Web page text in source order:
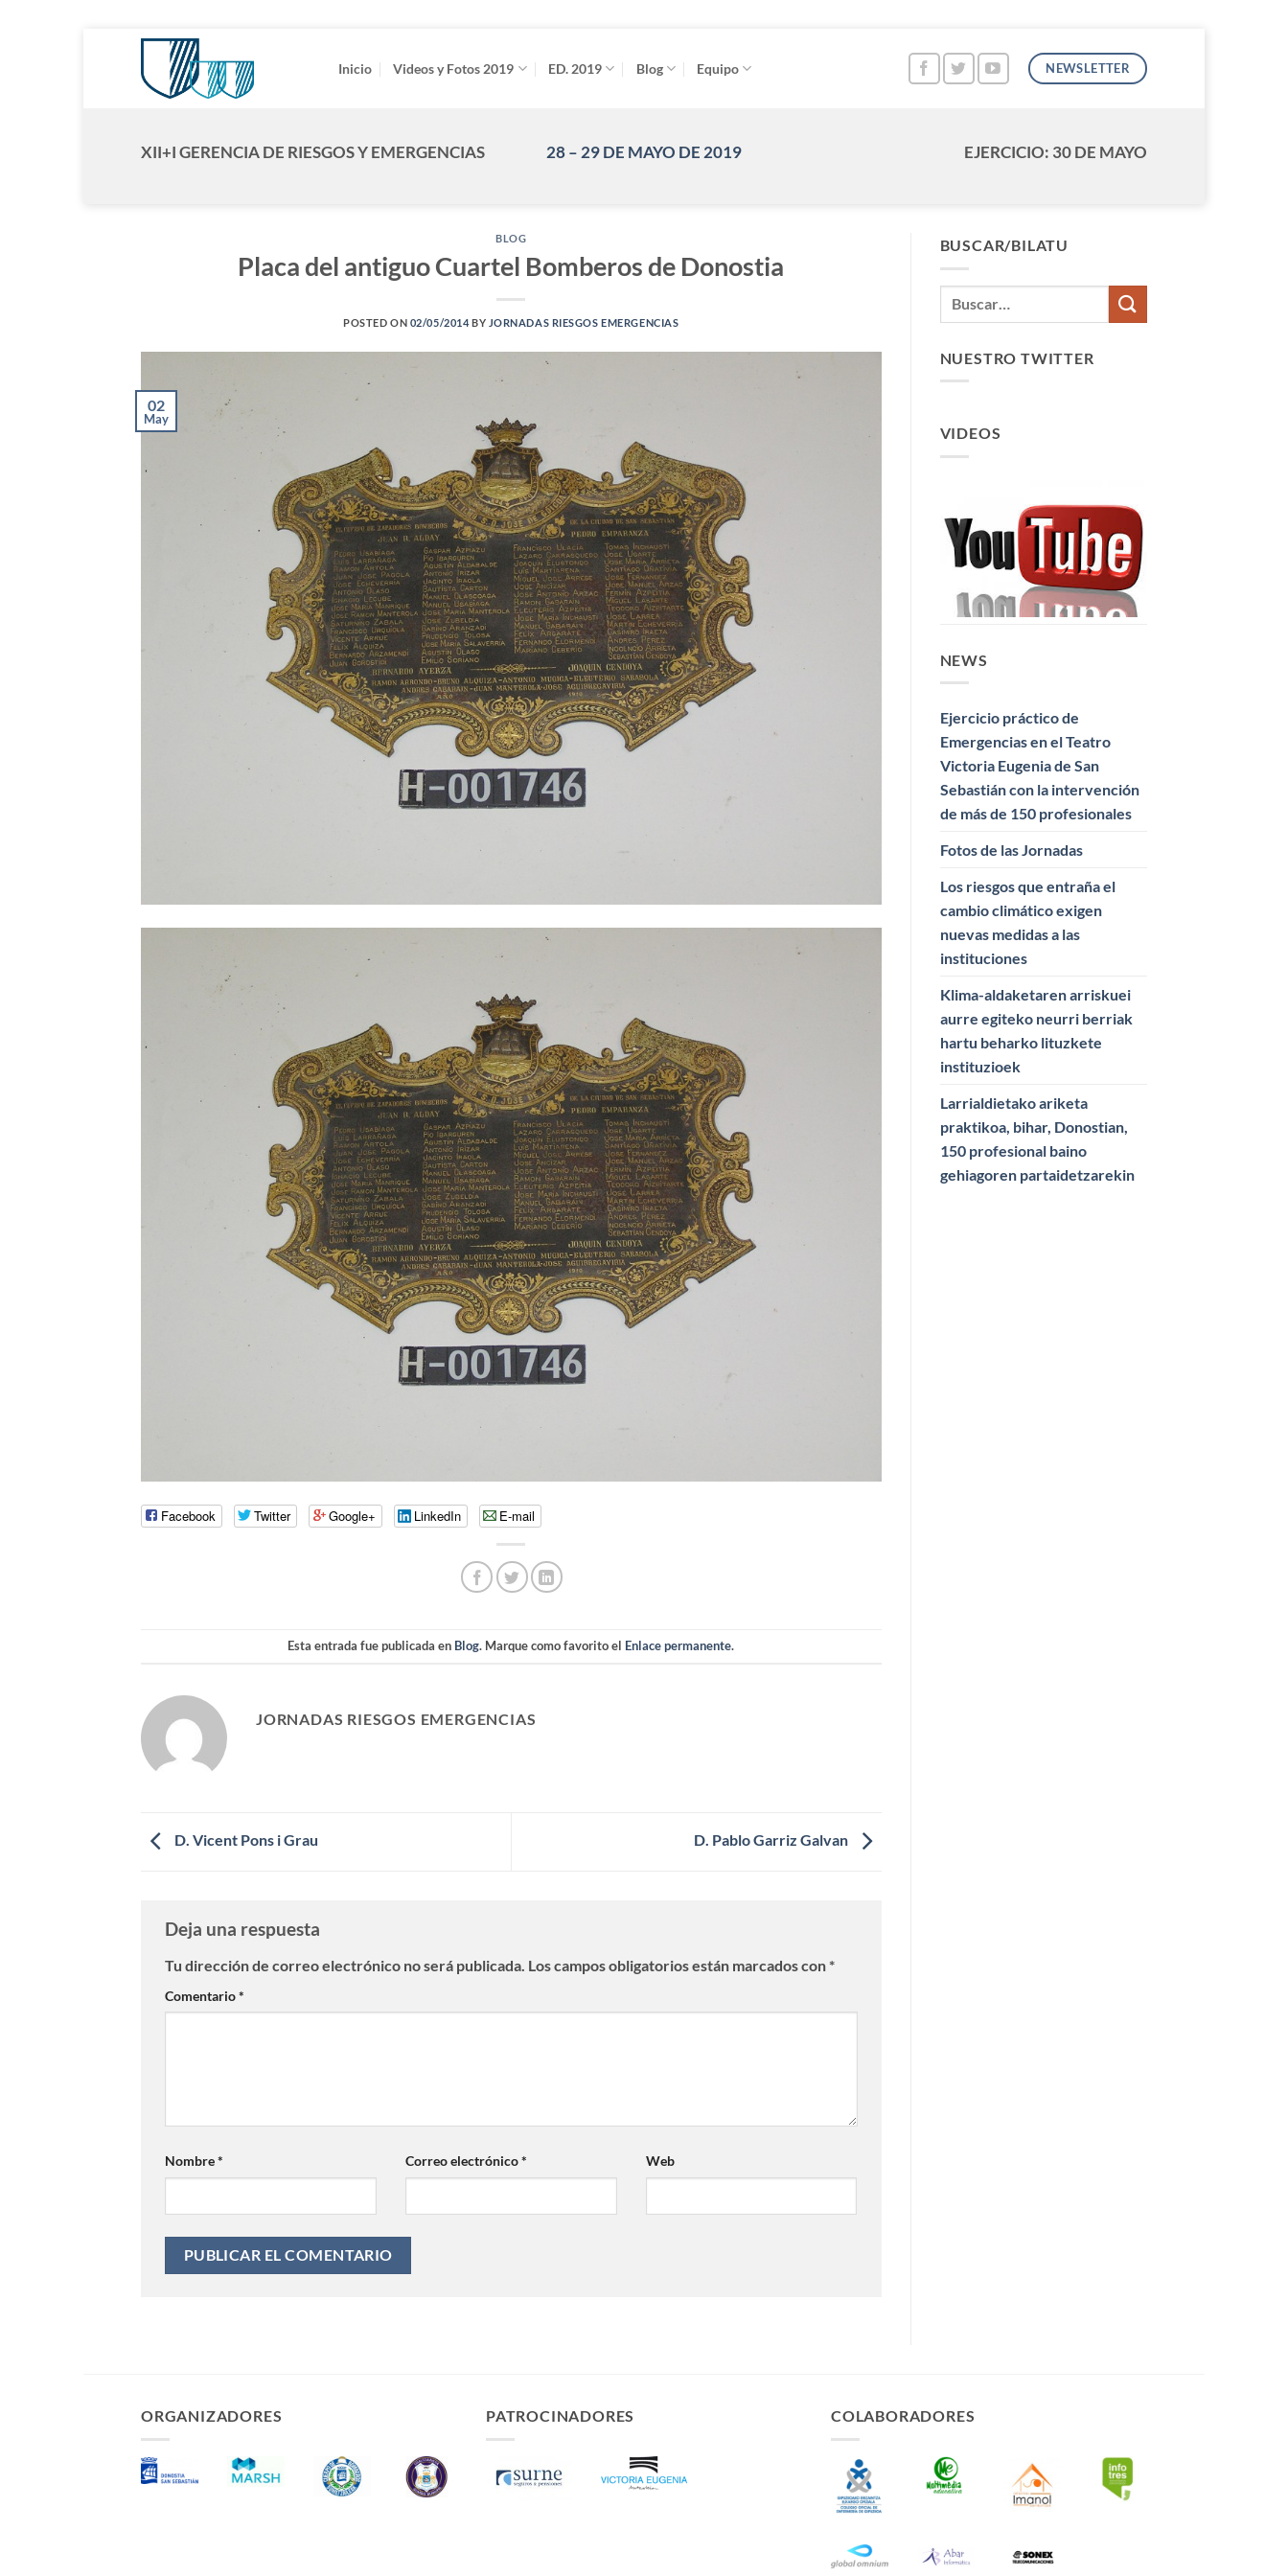
contenido
Inicio Videos y Fotos 2019 ED. 2019 Blog Equipo NEWSLETTER
XII+I GERENCIA DE RIESGOS Y EMERGENCIAS 28 – 29 DE MAYO DE 2019 EJERCICIO: 30 DE MAYO
BLOG
Placa del antiguo Cuartel Bomberos de Donostia
POSTED ON 02/05/2014 BY JORNADAS RIESGOS EMERGENCIAS
02
May
Facebook Twitter Google+ LinkedIn E-mail
Esta entrada fue publicada en Blog. Marque como favorito el Enlace permanente.
JORNADAS RIESGOS EMERGENCIAS
D. Vicent Pons i Grau D. Pablo Garriz Galvan
Deja una respuesta
Tu dirección de correo electrónico no será publicada. Los campos obligatorios están marcados con*
Comentario*
Nombre* Correo electrónico* Web
BUSCAR/BILATU
NUESTRO TWITTER
VIDEOS
NEWS
Ejercicio práctico de
Emergencias en el Teatro
Victoria Eugenia de San
Sebastián con la intervención
de más de 150 profesionales
Fotos de las Jornadas
Los riesgos que entraña el
cambio climático exigen
nuevas medidas a las
instituciones
Klima-aldaketaren arriskuei
aurre egiteko neurri berriak
hartu beharko lituzkete
instituzioek
Larrialdietako ariketa
praktikoa, bihar, Donostian,
150 profesional baino
gehiagoren partaidetzarekin
ORGANIZADORES PATROCINADORES COLABORADORES